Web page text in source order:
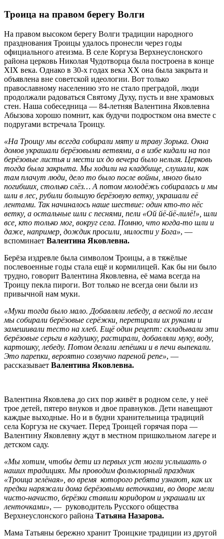
Троица на правом берегу Волги
На правом высоком берегу Волги традиции народного
празднования Троицы удалось пронесли через годы
официального атеизма. В селе Коргуза Верхнеуслонского
района церковь Николая Чудотворца была построена в конце
XIX века. Однако в 30-х годах века XX она была закрыта и
объявлена вне советской идеологии. Вот только
православному населению это не стало преградой, люди
продолжали радоваться Святому Духу, пусть и вне храмовых
стен. Наша собеседница — 84-летняя Валентина Яковлевна
Абызова хорошо помнит, как будучи подростком она вместе с
подругами встречала Троицу.
«На Троицу мы всегда собирали мяту и траву Зорька. Окна
домов украшали берёзовыми ветвями, а в избе кидали на пол
берёзовые листья и мести их до вечера было нельзя. Церковь
тогда была закрыта. Мы ходили на кладбище, слушали, как
там плачут люди, дело то было после войны, много было
погибших, столько слёз… А потом молодёжь собиралась и мы
шли в лес, рубили большую берёзовую ветку, украшали её
лентами. Так начиналось наше шествие: один кто-то нёс
ветку, а остальные шли с песнями, пели «Ой йё-йё-лилё!», шли
все, кто только мог, вокруг села. Помню, что когда-то шли и
даже, например, дождик просили, милости у Бога», —
вспоминает Валентина Яковлевна.
Берёза издревле была символом Троицы, а в тяжёлые
послевоенные годы стала ещё и кормилицей. Как бы ни было
трудно, говорит Валентина Яковлевна, её мама всегда на
Троицу пекла пироги. Вот только не всегда они были из
привычной нам муки.
«Муки тогда было мало. Добавляли лебеду, а весной по лесам
мы собирали берёзовые серёжки, перетирали их руками и
замешивали тесто на хлеб. Ещё один рецепт: складывали эти
берёзовые серьги в кадушку, растирали, добавляли муку, воду,
картошку, лебеду. Потом делали лепёшки и в печи выпекали.
Это парепки, вероятно созвучно пареной репе», —
рассказывает Валентина Яковлевна.
Валентина Яковлева до сих пор живёт в родном селе, у неё
трое детей, пятеро внуков и двое правнуков. Дети навещают
каждые выходные. Но и в будни хранительница традиций
села Коргуза не скучает. Перед Троицей горячая пора —
Валентину Яковлевну ждут в местном пришкольном лагере и
детском саду.
«Мы хотим, чтобы дети из первых уст могли услышать о
наших традициях. Мы проводим фольклорный праздник
«Троица зелёная», во время которого ребята узнают, как их
предки наряжали дома берёзовыми веточками, во дворе мели
чисто-начисто, берёзки ставили коридором и украшали их
ленточками», — руководитель Русского общества
Верхнеуслонского района Татьяна Назарова.
Мама Татьяны бережно хранит Троицкие традиции из другой